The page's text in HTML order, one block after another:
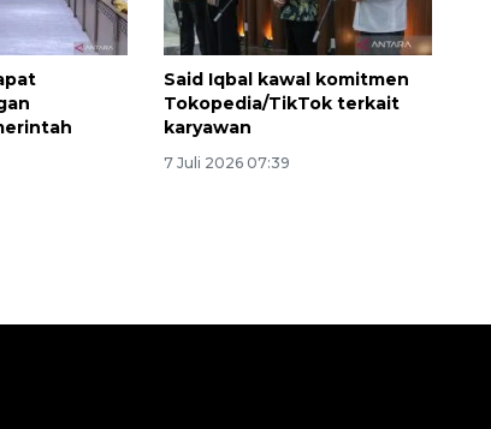
Said Iqbal kawal komitmen
Tokopedia/TikTok terkait
karyawan
7 Juli 2026 07:39
Ekonomi triwulan II-2026
tumbuh 5,29 persen
2026-08-06 18:45:00